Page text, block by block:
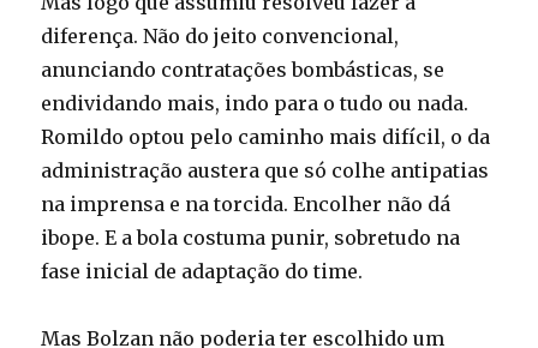
diferença. Não do jeito convencional,
anunciando contratações bombásticas, se
endividando mais, indo para o tudo ou nada.
Romildo optou pelo caminho mais difícil, o da
administração austera que só colhe antipatias
na imprensa e na torcida. Encolher não dá
ibope. E a bola costuma punir, sobretudo na
fase inicial de adaptação do time.
Mas Bolzan não poderia ter escolhido um